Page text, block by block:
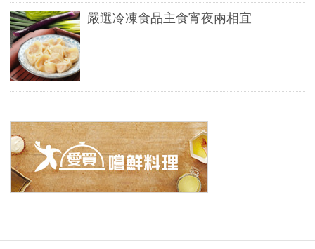
嚴選冷凍食品主食宵夜兩相宜